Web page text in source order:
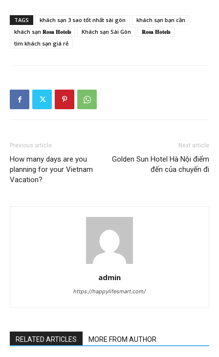
TAGS khách sạn 3 sao tốt nhất sài gòn
khách sạn bạn cần
khách sạn 𝐑𝐨𝐬𝐚 𝐇𝐨𝐭𝐞𝐥𝐬
Khách sạn Sài Gòn
𝐑𝐨𝐬𝐚 𝐇𝐨𝐭𝐞𝐥𝐬
tìm khách sạn giá rẻ
Previous article
How many days are you
planning for your Vietnam
Vacation?
Next article
Golden Sun Hotel Hà Nội điểm
đến của chuyến đi
admin
https://happylifesmart.com/
RELATED ARTICLES MORE FROM AUTHOR